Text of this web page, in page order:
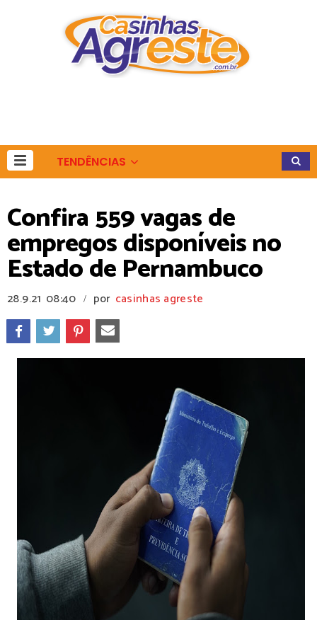
TENDÊNCIAS
Confira 559 vagas de
empregos disponíveis no
Estado de Pernambuco
28.9.21 08:40 / por casinhas agreste